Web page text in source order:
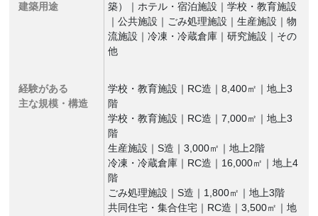
建築用途
築）｜ホテル・宿泊施設｜学校・教育施設
｜公共施設｜ごみ処理施設｜生産施設｜物
流施設｜冷凍・冷蔵倉庫｜研究施設｜その
他
経験がある
主な規模・構造
学校・教育施設｜RC造｜8,400㎡｜地上3
階
学校・教育施設｜RC造｜7,000㎡｜地上3
階
生産施設｜S造｜3,000㎡｜地上2階
冷凍・冷蔵倉庫｜RC造｜16,000㎡｜地上4
階
ごみ処理施設｜S造｜1,800㎡｜地上3階
共同住宅・集合住宅｜RC造｜3,500㎡｜地